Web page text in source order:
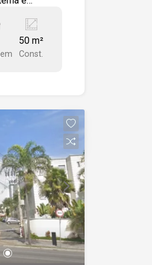
da
por porta
7 blocos
andares com
140
24
piscina
sala de
de
50 m²
Const.